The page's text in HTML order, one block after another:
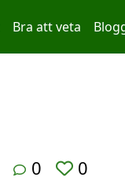
Bra att veta
0 0